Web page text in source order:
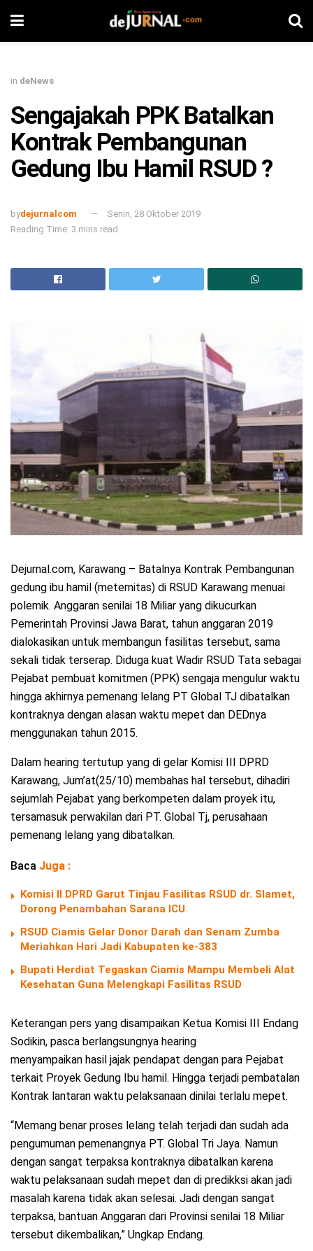
in deNews
Sengajakah PPK Batalkan
Kontrak Pembangunan
Gedung Ibu Hamil RSUD ?
bydejurnalcom
Senin, 28 Oktober 2019
Reading Time: 3 mins read
Dejurnal.com, Karawang – Batalnya Kontrak Pembangunan
gedung ibu hamil (meternitas) di RSUD Karawang menuai
polemik. Anggaran senilai 18 Miliar yang dikucurkan
Pemerintah Provinsi Jawa Barat, tahun anggaran 2019
dialokasikan untuk membangun fasilitas tersebut, sama
sekali tidak terserap. Diduga kuat Wadir RSUD Tata sebagai
Pejabat pembuat komitmen (PPK) sengaja mengulur waktu
hingga akhirnya pemenang lelang PT Global TJ dibatalkan
kontraknya dengan alasan waktu mepet dan DEDnya
menggunakan tahun 2015.
Dalam hearing tertutup yang di gelar Komisi III DPRD
Karawang, Jum’at(25/10) membahas hal tersebut, dihadiri
sejumlah Pejabat yang berkompeten dalam proyek itu,
tersamasuk perwakilan dari PT. Global Tj, perusahaan
pemenang lelang yang dibatalkan.
Baca Juga :
Komisi II DPRD Garut Tinjau Fasilitas RSUD dr. Slamet,
Dorong Penambahan Sarana ICU
RSUD Ciamis Gelar Donor Darah dan Senam Zumba
Meriahkan Hari Jadi Kabupaten ke-383
Bupati Herdiat Tegaskan Ciamis Mampu Membeli Alat
Kesehatan Guna Melengkapi Fasilitas RSUD
Keterangan pers yang disampaikan Ketua Komisi III Endang
Sodikin, pasca berlangsungnya hearing
menyampaikan hasil jajak pendapat dengan para Pejabat
terkait Proyek Gedung Ibu hamil. Hingga terjadi pembatalan
Kontrak lantaran waktu pelaksanaan dinilai terlalu mepet.
“Memang benar proses lelang telah terjadi dan sudah ada
pengumuman pemenangnya PT. Global Tri Jaya. Namun
dengan sangat terpaksa kontraknya dibatalkan karena
waktu pelaksanaan sudah mepet dan di predikksi akan jadi
masalah karena tidak akan selesai. Jadi dengan sangat
terpaksa, bantuan Anggaran dari Provinsi senilai 18 Miliar
tersebut dikembalikan,” Ungkap Endang.